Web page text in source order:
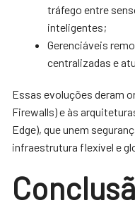
tráfego entre
inteligentes;
Gerenciáveis
centralizadas e
Essas evoluções deram
Firewalls) e às
Edge), que unem
infraestrutura flexível e